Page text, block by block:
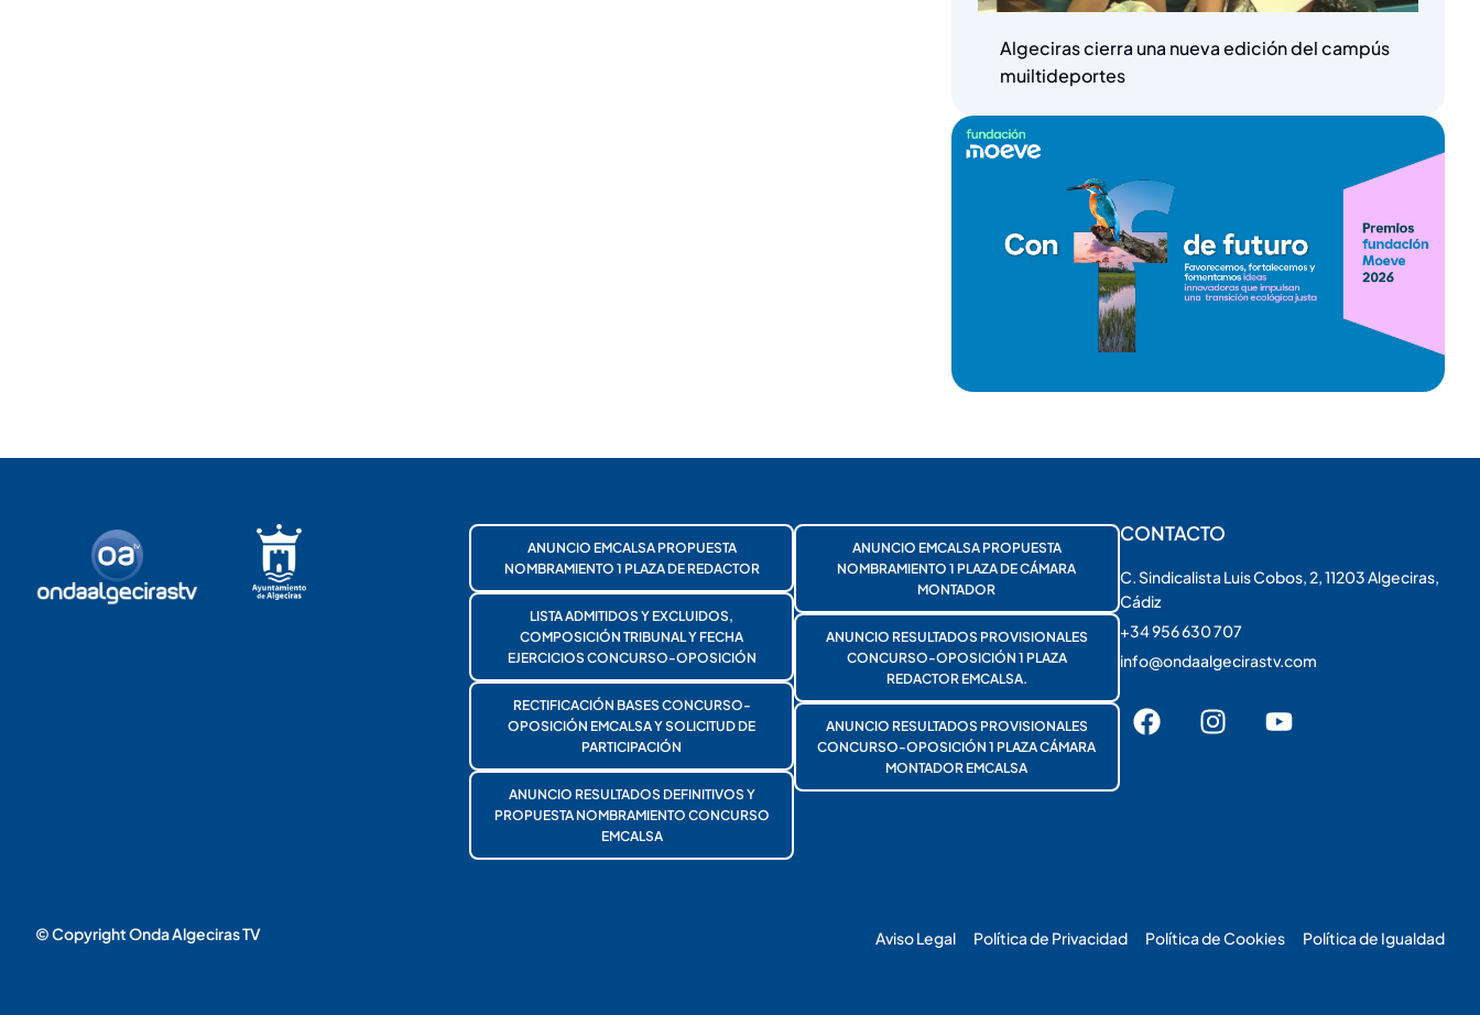
Algeciras cierra una nueva edición del campús
muiltideportes
ANUNCIO EMCALSA PROPUESTA
NOMBRAMIENTO 1 PLAZA DE REDACTOR
LISTA ADMITIDOS Y EXCLUIDOS,
COMPOSICIÓN TRIBUNAL Y FECHA
EJERCICIOS CONCURSO-OPOSICIÓN
RECTIFICACIÓN BASES CONCURSO-
OPOSICIÓN EMCALSA Y SOLICITUD DE
PARTICIPACIÓN
ANUNCIO RESULTADOS DEFINITIVOS Y
PROPUESTA NOMBRAMIENTO CONCURSO
EMCALSA
ANUNCIO EMCALSA PROPUESTA
NOMBRAMIENTO 1 PLAZA DE CÁMARA
MONTADOR
ANUNCIO RESULTADOS PROVISIONALES
CONCURSO-OPOSICIÓN 1 PLAZA
REDACTOR EMCALSA.
ANUNCIO RESULTADOS PROVISIONALES
CONCURSO-OPOSICIÓN 1 PLAZA CÁMARA
MONTADOR EMCALSA
CONTACTO
C. Sindicalista Luis Cobos, 2, 11203 Algeciras,
Cádiz
+34 956 630 707
info@ondaalgecirastv.com
© Copyright Onda Algeciras TV Aviso Legal Política de Privacidad Política de Cookies Política de Igualdad